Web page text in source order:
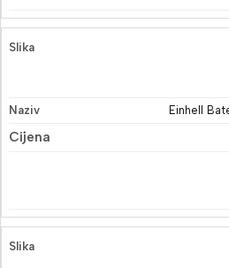
Einhell